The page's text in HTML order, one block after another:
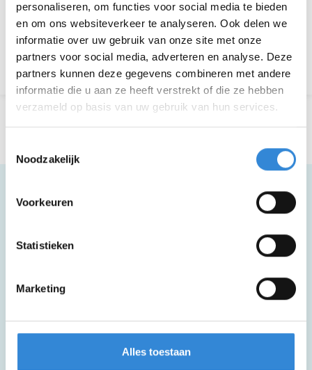
personaliseren, om functies voor social media te bieden
en om ons websiteverkeer te analyseren. Ook delen we
informatie over uw gebruik van onze site met onze
partners voor social media, adverteren en analyse. Deze
partners kunnen deze gegevens combineren met andere
informatie die u aan ze heeft verstrekt of die ze hebben
verzameld op basis van uw gebruik van hun services.
Noodzakelijk
Voorkeuren
Statistieken
Marketing
Alles toestaan
Aanmelden is niet meer mogelijk.
Terug naar het overzicht
Deze activiteit is rolstoel toegankelijk.
Zakgeldtip voor extra drankjes, hapjes en
souvenirs.